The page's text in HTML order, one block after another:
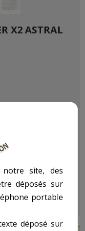
X2 ASTRAL
site, des
déposés sur
portable
déposé sur